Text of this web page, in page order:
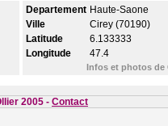
Departement Haute-Saone
Ville
Cirey (70190)
Latitude
6.133333
Longitude
47.4
Infos et photos de
2005 - Contact